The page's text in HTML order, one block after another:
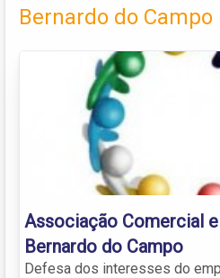
Bernardo do Campo
Associação Comercial
Bernardo do Campo
Defesa dos interesses do